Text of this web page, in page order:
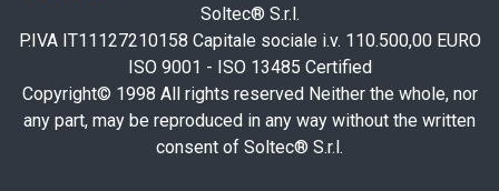
Soltec® S.r.l.
P.IVA IT11127210158 Capitale sociale i.v. 110.500,00 EURO
ISO 9001 - ISO 13485 Certified
Copyright© 1998 All rights reserved Neither the whole, nor
any part, may be reproduced in any way without the written
consent of Soltec® S.r.l.